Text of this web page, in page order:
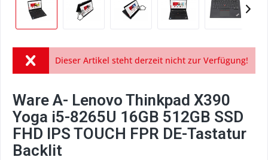
Dieser Artikel steht derzeit nicht zur Verfügung!
Ware A- Lenovo Thinkpad X390
Yoga i5-8265U 16GB 512GB SSD
FHD IPS TOUCH FPR DE-Tastatur
Backlit